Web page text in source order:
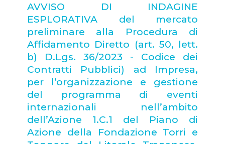
AVVISO DI INDAGINE
ESPLORATIVA del mercato
preliminare alla Procedura di
Affidamento Diretto (art. 50, lett.
b) D.Lgs. 36/2023 - Codice dei
Contratti Pubblici) ad Impresa,
per l’organizzazione e gestione
del programma di eventi
internazionali nell’ambito
dell’Azione 1.C.1 del Piano di
Azione della Fondazione Torri e